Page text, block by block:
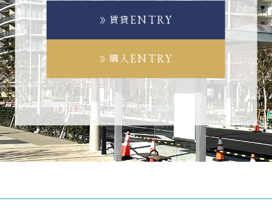
賃貸 ENTRY
購入 ENTRY